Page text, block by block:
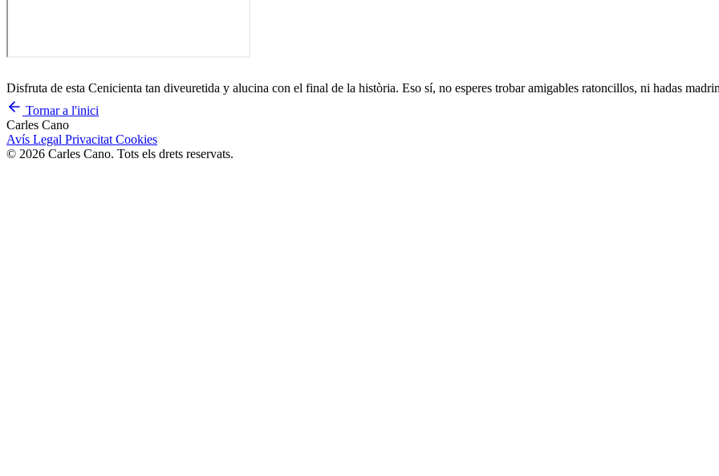
Disfruta de esta Cenicienta tan diveuretida y alucina con el final de la història. Eso sí, no esperes trobar amigables ratoncillos, ni hadas
Tornar a l'inici
Carles Cano
Avís Legal Privacitat Cookies
© 2026 Carles Cano. Tots els drets reservats.